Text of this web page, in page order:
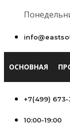
ОСНОВНАЯ
+7(499) 673-
10:00-19:00